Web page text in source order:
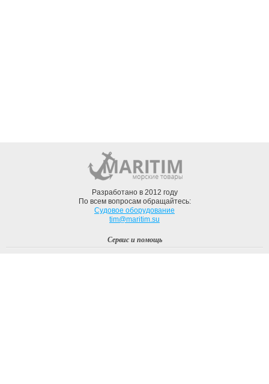
Разработано в 2012 году
По всем вопросам обращайтесь:
Судовое оборудование
tim@maritim.su
Сервис и помощь